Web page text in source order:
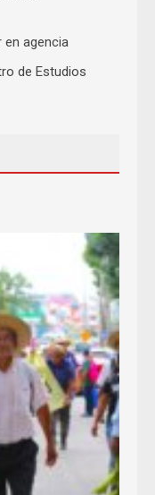
en agencia
de Estudios